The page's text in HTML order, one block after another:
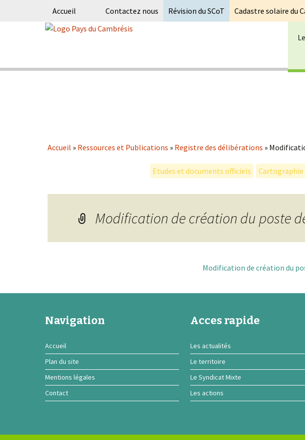
Accueil Contactez nous Révision du SCoT Cadastre solaire du
Accueil » Ressources et Publications » Registre des délibérations »
Etudes et documents officiels Cartographie
Modification de création du poste
Modification de création du
Navigation
Accueil
Plan du site
Mentions légales
Contact
Acces rapide
Les actualités
Le territoire
Le Syndicat Mixte
Les actions